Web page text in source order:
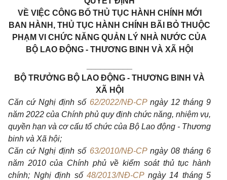
VỀ VIỆC CÔNG BỐ THỦ TỤC HÀNH CHÍNH MỚI
BAN HÀNH, THỦ TỤC HÀNH CHÍNH BÃI BỎ THUỘC
PHẠM VI CHỨC NĂNG QUẢN LÝ NHÀ NƯỚC CỦA
BỘ LAO ĐỘNG - THƯƠNG BINH VÀ XÃ HỘI
BỘ TRƯỞNG BỘ LAO ĐỘNG - THƯƠNG BINH VÀ
XÃ HỘI
Căn cứ Nghị định số 62/2022/NĐ-CPngày 12 tháng 9
năm 2022 của Chính phủ quy định chức năng, nhiệm vụ,
quyền hạn và cơ cấu tổ chức của Bộ Lao động - Thương
binh và Xã hội;
Căn cứ Nghị định số 63/2010/NĐ-CPngày 08 tháng 6
năm 2010 của Chính phủ về kiểm soát thủ tục hành
chính; Nghị định số 48/2013/NĐ-CPngày 14 tháng 5